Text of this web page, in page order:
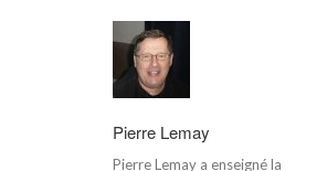
Pierre Lemay
Pierre Lemay a enseigné la